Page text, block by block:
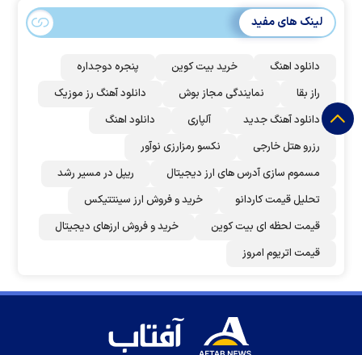
لینک های مفید
دانلود اهنگ خرید بیت کوین
پنجره دوجداره
راز بقا
نمایندگی مجاز بوش
دانلود آهنگ رز‌ موزیک
دانلود آهنگ جدید
آلپاری
دانلود اهنگ
رزرو هتل خارجی
نکسو رمزارزی نوآور
مسموم سازی آدرس های ارز دیجیتال
ریپل در مسیر رشد
تحلیل قیمت کاردانو
خرید و فروش ارز سینتتیکس
قیمت لحظه ای بیت کوین
خرید و فروش ارزهای دیجیتال
قیمت اتریوم امروز